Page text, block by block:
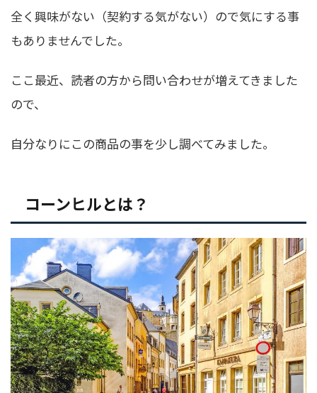
全く興味がない（契約する気がない）ので気にする事
もありませんでした。
ここ最近、読者の方から問い合わせが増えてきました
ので、
自分なりにこの商品の事を少し調べてみました。
コーンヒルとは？